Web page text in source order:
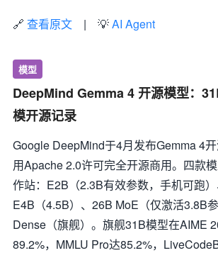
🔗 查看原文 | 💡AI Agent
模型
DeepMind Gemma 4 开源模型：
模开源记录
Google DeepMind于4月发布Gemma 4
用Apache 2.0许可完全开源商用。四款
作站：E2B（2.3B有效参数，手机可跑）
E4B（4.5B）、26B MoE（仅激活3.8B
Dense（旗舰）。旗舰31B模型在AIME
89.2%，MMLU Pro达85.2%，